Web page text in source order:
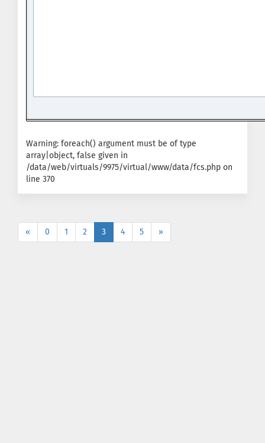
Warning: foreach() argument must be of type
array|object, false given in
/data/web/virtuals/9975/virtual/www/data/fcs.php on
line 370
« 0 1 2 3 4 5 »